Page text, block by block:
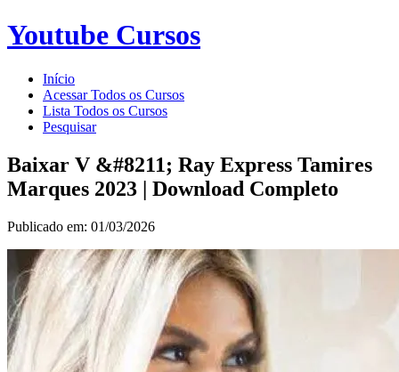
Youtube Cursos
Início
Acessar Todos os Cursos
Lista Todos os Cursos
Pesquisar
Baixar V &#8211; Ray Express Tamires
Marques 2023 | Download Completo
Publicado em: 01/03/2026